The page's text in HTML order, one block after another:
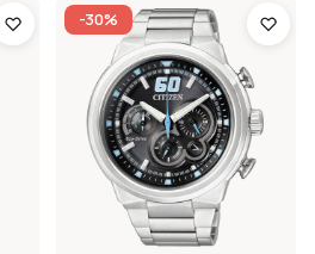
-30%